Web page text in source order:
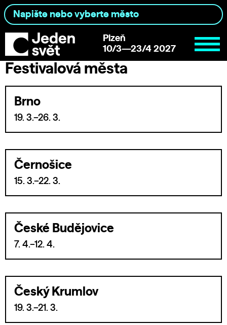
Plzeň
10/3—23/4 2027
Festivalová města
Brno
19. 3.–26. 3.
Černošice
15. 3.–22. 3.
České Budějovice
7. 4.–12. 4.
Český Krumlov
19. 3.–21. 3.